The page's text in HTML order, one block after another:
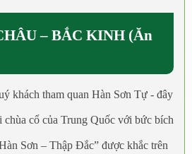
– BẮC KINH (Ăn
khách tham quan Hàn Sơn Tự - đây
cổ của Trung Quốc với bức bích
Sơn – Thập Đắc” được khắc trên